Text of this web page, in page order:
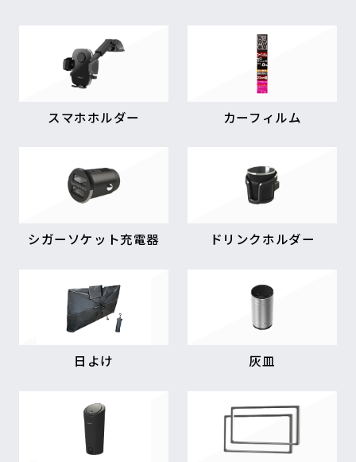
スマホホルダー カーフィルム
シガーソケット充電器 ドリンクホルダー
日よけ 灰皿